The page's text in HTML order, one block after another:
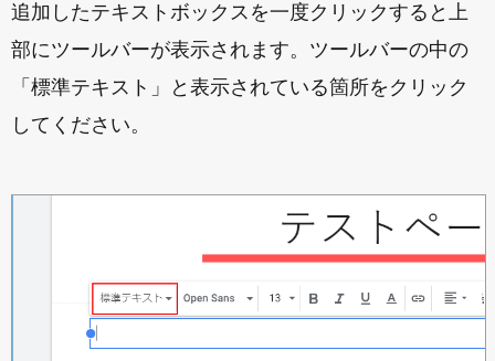
追加したテキストボックスを一度クリックすると上
部にツールバーが表示されます。ツールバーの中の
「標準テキスト」と表示されている箇所をクリック
してください。